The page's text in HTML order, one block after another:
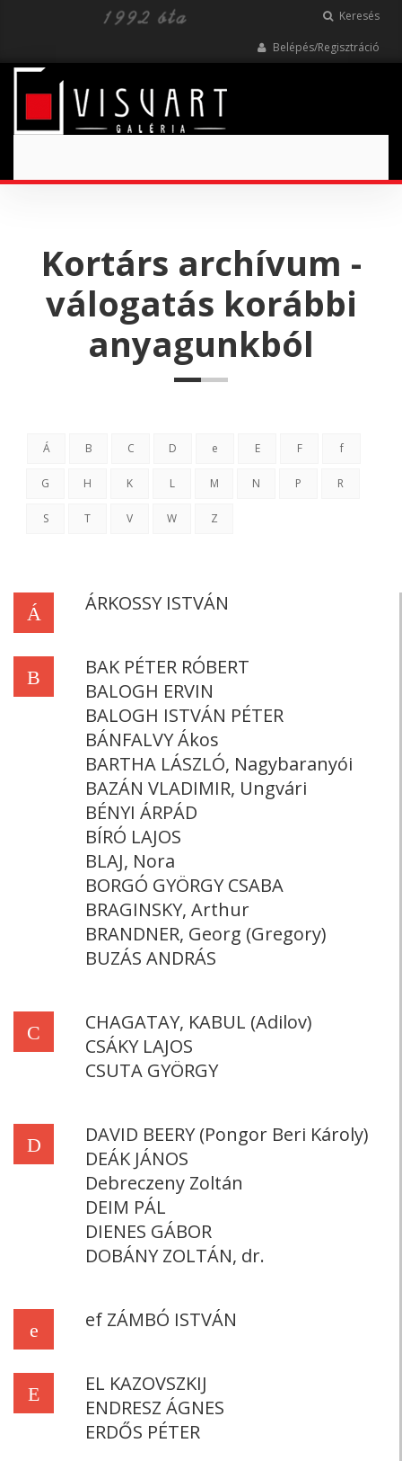
Keresés
Belépés/Regisztráció
Kortárs archívum -
válogatás korábbi
anyagunkból
Á B C D e E F f
G H K L M N P R
S T V W Z
Á ÁRKOSSY ISTVÁN
B
BAK PÉTER RÓBERT
BALOGH ERVIN
BALOGH ISTVÁN PÉTER
BÁNFALVY Ákos
BARTHA LÁSZLÓ, Nagybaranyói
BAZÁN VLADIMIR, Ungvári
BÉNYI ÁRPÁD
BÍRÓ LAJOS
BLAJ, Nora
BORGÓ GYÖRGY CSABA
BRAGINSKY, Arthur
BRANDNER, Georg (Gregory)
BUZÁS ANDRÁS
C
CHAGATAY, KABUL (Adilov)
CSÁKY LAJOS
CSUTA GYÖRGY
D
DAVID BEERY (Pongor Beri Károly)
DEÁK JÁNOS
Debreczeny Zoltán
DEIM PÁL
DIENES GÁBOR
DOBÁNY ZOLTÁN, dr.
e ef ZÁMBÓ ISTVÁN
E
EL KAZOVSZKIJ
ENDRESZ ÁGNES
ERDŐS PÉTER